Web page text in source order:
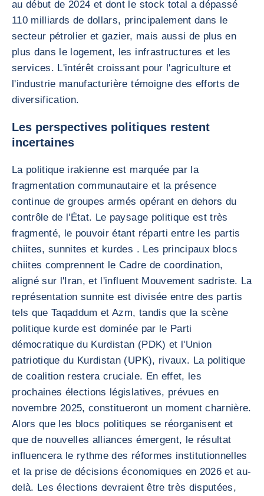
au début de 2024 et dont le stock total a dépassé
110 milliards de dollars, principalement dans le
secteur pétrolier et gazier, mais aussi de plus en
plus dans le logement, les infrastructures et les
services. L'intérêt croissant pour l'agriculture et
l'industrie manufacturière témoigne des efforts de
diversification.
Les perspectives politiques restent
incertaines
La politique irakienne est marquée par la
fragmentation communautaire et la présence
continue de groupes armés opérant en dehors du
contrôle de l'État. Le paysage politique est très
fragmenté, le pouvoir étant réparti entre les partis
chiites, sunnites et kurdes . Les principaux blocs
chiites comprennent le Cadre de coordination,
aligné sur l'Iran, et l'influent Mouvement sadriste. La
représentation sunnite est divisée entre des partis
tels que Taqaddum et Azm, tandis que la scène
politique kurde est dominée par le Parti
démocratique du Kurdistan (PDK) et l'Union
patriotique du Kurdistan (UPK), rivaux. La politique
de coalition restera cruciale. En effet, les
prochaines élections législatives, prévues en
novembre 2025, constitueront un moment charnière.
Alors que les blocs politiques se réorganisent et
que de nouvelles alliances émergent, le résultat
influencera le rythme des réformes institutionnelles
et la prise de décisions économiques en 2026 et au-
delà. Les élections devraient être très disputées,